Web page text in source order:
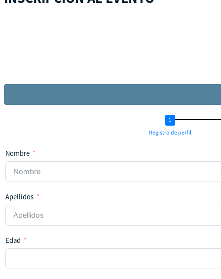
Registro de perfil
Nombre
Apellidos
Edad